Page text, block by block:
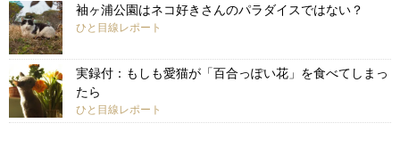
袖ヶ浦公園はネコ好きさんのパラダイスではない？
ひと目線レポート
実録付：もしも愛猫が「百合っぽい花」を食べてしまっ
たら
ひと目線レポート